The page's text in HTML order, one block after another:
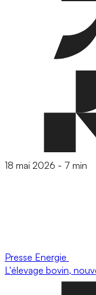
18 mai 2026 - 7 min
Presse Energie
L'élevage bovin,